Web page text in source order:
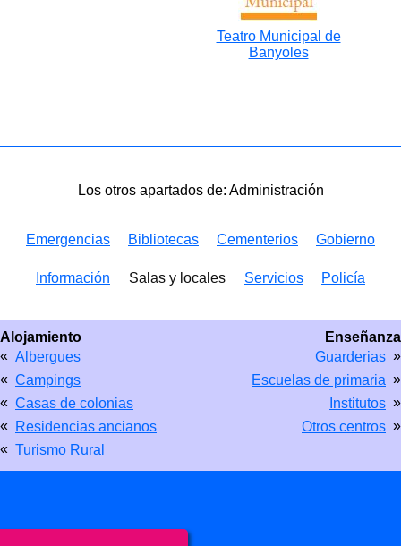
Teatro Municipal de
Banyoles
Los otros apartados de: Administración
Emergencias Bibliotecas Cementerios Gobierno
Información Salas y locales Servicios Policía
Enseñanza
Guarderias »
Escuelas de primaria »
Institutos »
Otros centros »
Alojamiento
« Albergues
« Campings
« Casas de colonias
« Residencias ancianos
« Turismo Rural